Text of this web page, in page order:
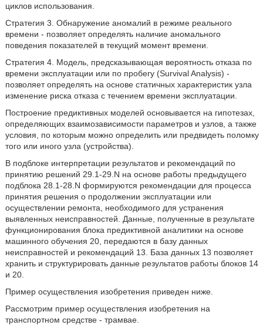
циклов использования.
Стратегия 3. Обнаружение аномалий в режиме реального
времени - позволяет определять наличие аномального
поведения показателей в текущий момент времени.
Стратегия 4. Модель, предсказывающая вероятность отказа по
времени эксплуатации или по пробегу (Survival Analysis) -
позволяет определять на основе статичных характеристик узла
изменение риска отказа с течением времени эксплуатации.
Построение предиктивных моделей основывается на гипотезах,
определяющих взаимозависимости параметров и узлов, а также
условия, по которым можно определить или предвидеть поломку
того или иного узла (устройства).
В подблоке интерпретации результатов и рекомендаций по
принятию решений 29.1-29.N на основе работы предыдущего
подблока 28.1-28.N формируются рекомендации для процесса
принятия решения о продолжении эксплуатации или
осуществлении ремонта, необходимого для устранения
выявленных неисправностей. Данные, полученные в результате
функционирования блока предиктивной аналитики на основе
машинного обучения 20, передаются в базу данных
неисправностей и рекомендаций 13. База данных 13 позволяет
хранить и структурировать данные результатов работы блоков 14
и 20.
Пример осуществления изобретения приведен ниже.
Рассмотрим пример осуществления изобретения на
транспортном средстве - трамвае.